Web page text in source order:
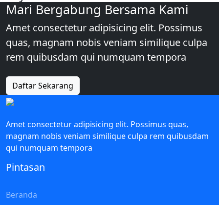
Mari Bergabung Bersama Kami
Amet consectetur adipisicing elit. Possimus
quas, magnam nobis veniam similique culpa
rem quibusdam qui numquam tempora
Daftar Sekarang
Amet consectetur adipisicing elit. Possimus quas,
magnam nobis veniam similique culpa rem quibusdam
qui numquam tempora
Pintasan
Beranda